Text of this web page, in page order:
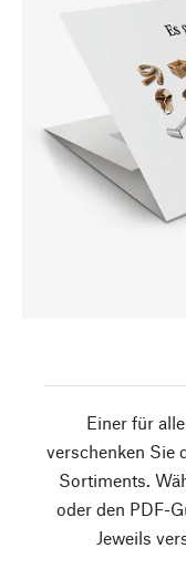
Einer für
verschenken Sie
Sortiments.
oder den PDF-
Jeweils